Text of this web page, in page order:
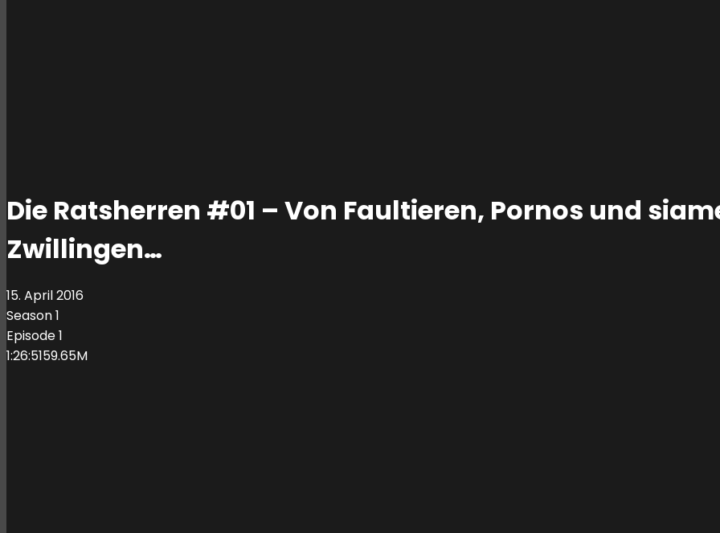
Die Ratsherren #01 – Von Faultieren, Pornos und
Zwillingen…
15. April 2016
Season 1
Episode 1
1:26:5159.65M